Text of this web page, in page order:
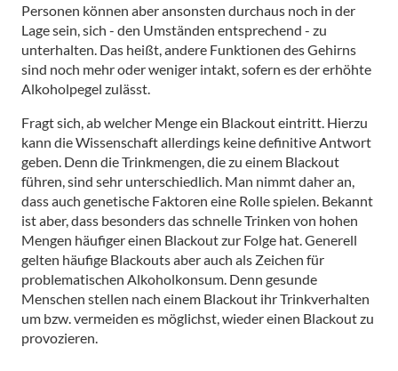
Personen können aber ansonsten durchaus noch in der
Lage sein, sich - den Umständen entsprechend - zu
unterhalten. Das heißt, andere Funktionen des Gehirns
sind noch mehr oder weniger intakt, sofern es der erhöhte
Alkoholpegel zulässt.
Fragt sich, ab welcher Menge ein Blackout eintritt. Hierzu
kann die Wissenschaft allerdings keine definitive Antwort
geben. Denn die Trinkmengen, die zu einem Blackout
führen, sind sehr unterschiedlich. Man nimmt daher an,
dass auch genetische Faktoren eine Rolle spielen. Bekannt
ist aber, dass besonders das schnelle Trinken von hohen
Mengen häufiger einen Blackout zur Folge hat. Generell
gelten häufige Blackouts aber auch als Zeichen für
problematischen Alkoholkonsum. Denn gesunde
Menschen stellen nach einem Blackout ihr Trinkverhalten
um bzw. vermeiden es möglichst, wieder einen Blackout zu
provozieren.